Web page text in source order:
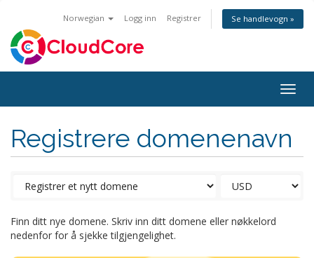
Norwegian Logg inn Registrer Se handlevogn »
Registrere domenenavn
Finn ditt nye domene. Skriv inn ditt domene eller nøkkelord
nedenfor for å sjekke tilgjengelighet.